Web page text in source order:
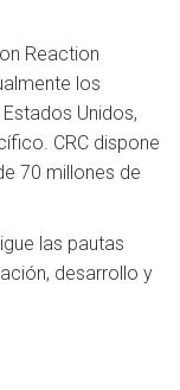
Reaction
los
Unidos,
CRC dispone
70 millones de
las pautas
desarrollo y